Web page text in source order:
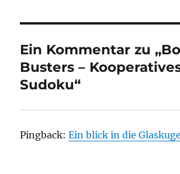
Ein Kommentar zu
Busters –
Sudoku“
Pingback:Ein blick in die